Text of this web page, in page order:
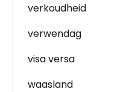
verkoudheid
verwendag
visa versa
waasland